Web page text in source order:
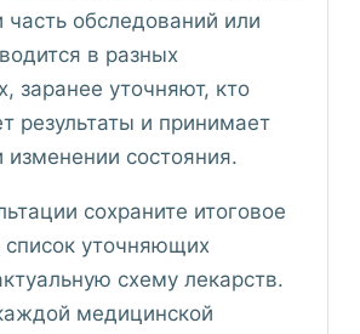
часть обследований или
в разных
заранее уточняют, кто
результаты и принимает
состояния.
сохраните итоговое
список уточняющих
схему лекарств.
медицинской